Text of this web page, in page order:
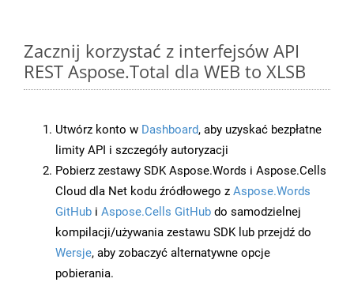
Zacznij korzystać z interfejsów API
REST Aspose.Total dla WEB to XLSB
Utwórz konto w Dashboard, aby uzyskać bezpłatne
limity API i szczegóły autoryzacji
Pobierz zestawy SDK Aspose.Words i Aspose.Cells
Cloud dla Net kodu źródłowego z Aspose.Words
GitHub i Aspose.Cells GitHub do samodzielnej
kompilacji/używania zestawu SDK lub przejdź do
Wersje, aby zobaczyć alternatywne opcje
pobierania.